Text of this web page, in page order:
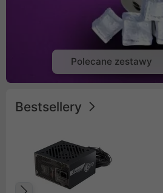
Polecane zestawy
Bestsellery